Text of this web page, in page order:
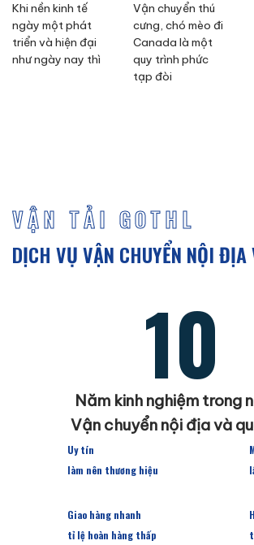
Khi nền kinh tế
ngày một phát
triển và hiện đại
như ngày nay thì
Vận chuyển thú
cưng, chó mèo đi
Canada là một
quy trình phức
tạp đòi
VẬN TẢI GOTHL
DỊCH VỤ VẬN CHUYỂN NỘI ĐỊA
10
Năm kinh nghiệm trong
Vận chuyển nội địa và
Uy tín
làm nên thương hiệu
Giao hàng nhanh
tỉ lệ hoàn hàng thấp